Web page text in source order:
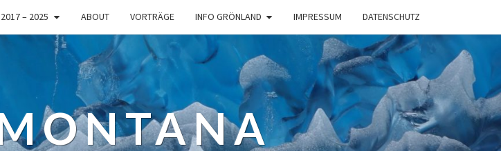
2017 – 2025 ABOUT VORTRÄGE INFO GRÖNLAND IMPRESSUM DATENSCHUTZ